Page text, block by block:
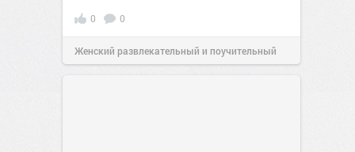
0 0
Женский развлекательный и поучительный